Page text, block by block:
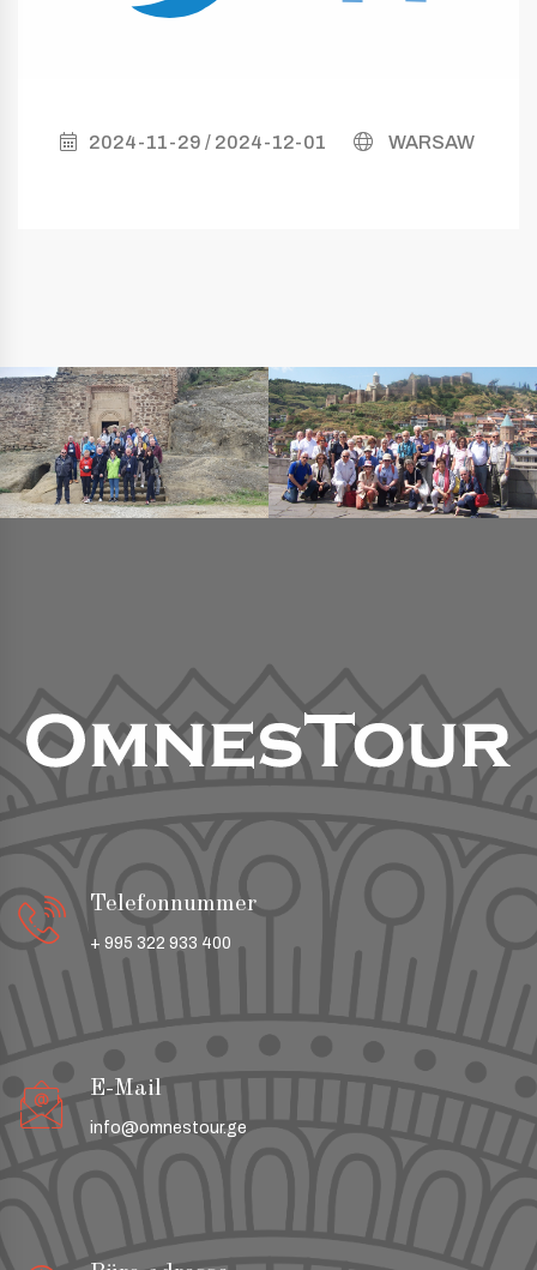
2024-11-29 / 2024-12-01 WARSAW
Telefonnummer
+ 995 322 933 400
E-Mail
info@omnestour.ge